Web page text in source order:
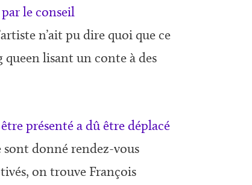
le conseil
n’ait pu dire quoi que ce
lisant un conte à des
présenté a dû être déplacé
sont donné rendez-vous
on trouve François